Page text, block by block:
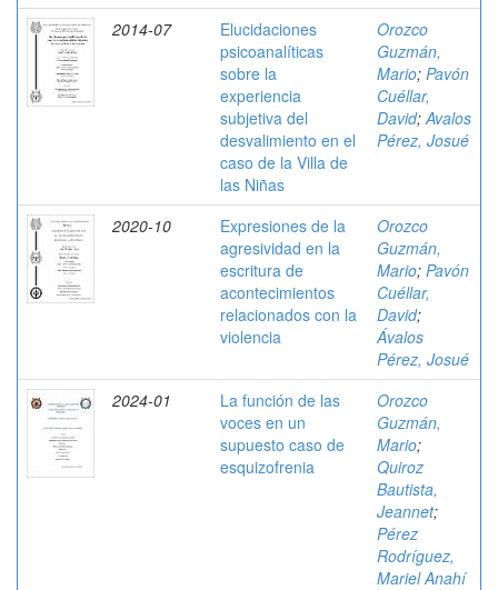
2014-07
Elucidaciones
psicoanalíticas
sobre la
experiencia
subjetiva del
desvalimiento en el
caso de la Villa de
las Niñas
Orozco
Guzmán,
Mario; Pavón
Cuéllar,
David;Avalos
Pérez, Josué
2020-10
Expresiones de la
agresividad en la
escritura de
acontecimientos
relacionados con la
violencia
Orozco
Guzmán,
Mario; Pavón
Cuéllar,
David;
Ávalos
Pérez, Josué
2024-01
La función de las
voces en un
supuesto caso de
esquizofrenia
Orozco
Guzmán,
Mario;
Quiroz
Bautista,
Jeannet;
Pérez
Rodríguez,
Mariel Anahí